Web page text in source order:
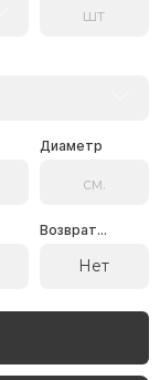
Диаметр
Возврат...
Нет